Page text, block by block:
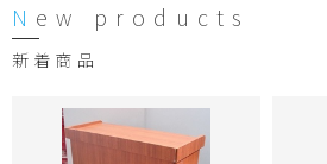
New products
新着商品